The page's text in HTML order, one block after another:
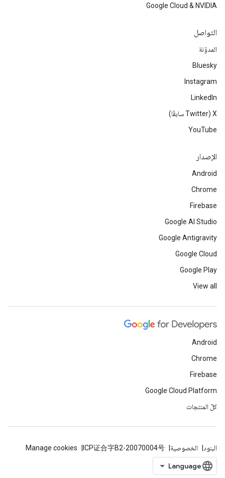
Google Cloud & NVIDIA
التواصل
المدوّنة
Bluesky
Instagram
LinkedIn
‫X ‏(Twitter سابقًا)
YouTube
الإصدار
Android
Chrome
Firebase
Google AI Studio
Google Antigravity
Google Cloud
Google Play
View all
Android
Chrome
Firebase
Google Cloud Platform
كلّ المنتجات
البنود الخصوصية ICP证合字B2-20070004号
Manage cookies